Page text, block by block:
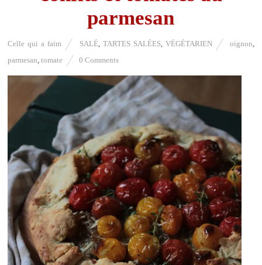
parmesan
Celle qui a faim SALÉ, TARTES SALÉES, VÉGÉTARIEN oignon,
parmesan,tomate 0 Comments